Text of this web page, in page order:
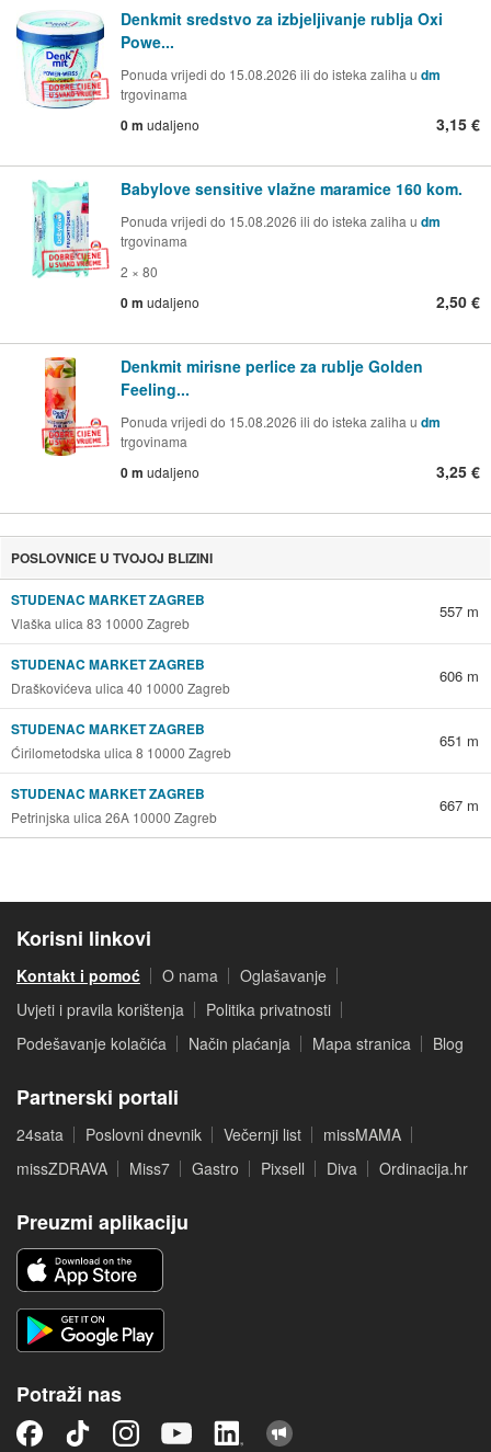
Denkmit sredstvo za izbjeljivanje rublja Oxi
Powe...
Ponuda vrijedi do 15.08.2026 ili do isteka zaliha u dm
trgovinama
0 m udaljeno 3,15 €
Babylove sensitive vlažne maramice 160 kom.
Ponuda vrijedi do 15.08.2026 ili do isteka zaliha u dm
trgovinama
2 × 80
0 m udaljeno 2,50 €
Denkmit mirisne perlice za rublje Golden
Feeling...
Ponuda vrijedi do 15.08.2026 ili do isteka zaliha u dm
trgovinama
0 m udaljeno 3,25 €
POSLOVNICE U TVOJOJ BLIZINI
STUDENAC MARKET ZAGREB
Vlaška ulica 83 10000 Zagreb
557 m
STUDENAC MARKET ZAGREB
Draškovićeva ulica 40 10000 Zagreb
606 m
STUDENAC MARKET ZAGREB
Ćirilometodska ulica 8 10000 Zagreb
651 m
STUDENAC MARKET ZAGREB
Petrinjska ulica 26A 10000 Zagreb
667 m
Korisni linkovi
Kontakt i pomoć O nama
Oglašavanje
Uvjeti i pravila korištenja
Politika privatnosti
Podešavanje kolačića
Način plaćanja Mapa stranica Blog
Partnerski portali
24sata Poslovni dnevnik Večernji list
missMAMA
missZDRAVA
Miss7 Gastro Pixsell Diva Ordinacija.hr
Preuzmi aplikaciju
Potraži nas